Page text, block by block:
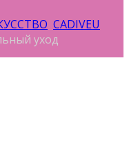
CADIVEU
уход